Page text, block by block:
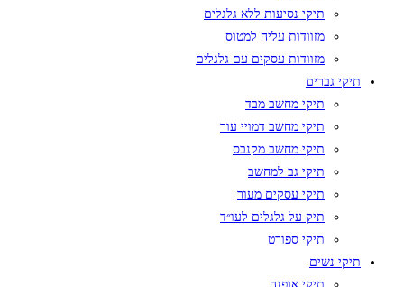
תיקי נסיעות ללא גלגלים
מזוודות עליה למטוס
מזוודות עסקים עם גלגלים
תיקי גברים
תיקי מחשב מבד
תיקי מחשב דמויי עור
תיקי מחשב מקנבס
תיקי גב למחשב
תיקי עסקים מעור
תיק על גלגלים לעו״ד
תיקי ספורט
תיקי נשים